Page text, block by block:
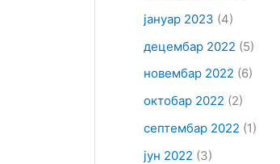
јануар 2023 (4)
децембар 2022 (5)
новембар 2022 (6)
октобар 2022 (2)
септембар 2022 (1)
јун 2022 (3)